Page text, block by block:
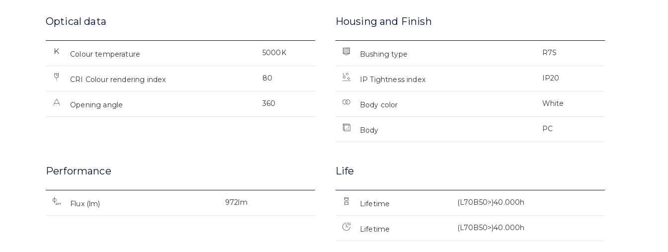
Optical data
Colour temperature 5000K
CRI Colour rendering index 80
Opening angle 360
Housing and Finish
Bushing type R7S
IP Tightness index IP20
Body color White
Body PC
Performance
Flux (lm) 972lm
Life
Lifetime (L70B50>)40.000h
Lifetime (L70B50>)40.000h